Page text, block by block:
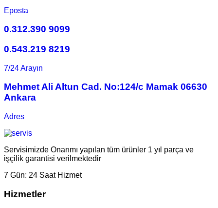
Eposta
0.312.390 9099
0.543.219 8219
7/24 Arayın
Mehmet Ali Altun Cad. No:124/c Mamak 06630
Ankara
Adres
Servisimizde Onarımı yapılan tüm ürünler 1 yıl parça ve
işçilik garantisi verilmektedir
7 Gün: 24 Saat Hizmet
Hizmetler